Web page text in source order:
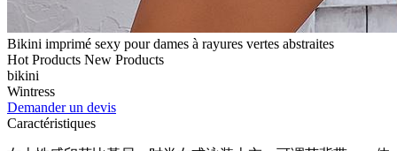
Bikini imprimé sexy pour dames à rayures vertes abstraites
Hot Products New Products
bikini
Wintress
Demander un devis
Caractéristiques